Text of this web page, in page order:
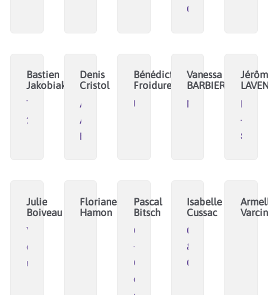
Chrysalide
Bastien
Jakobiak
Transition
2o5o.
Denis
Cristol
Apprendre
Autrement
Ensemble
Bénédicte
Froidure
UCMC
Vanessa
BARBIER
MYCORHIZES
-
Julie
Boiveau
Visions
du
monde
Floriane
Hamon
Pascal
Bitsch
CAT
-
Commun
d'Accompagnement
Isabelle
Cussac
Générations
&
Co
Varcin